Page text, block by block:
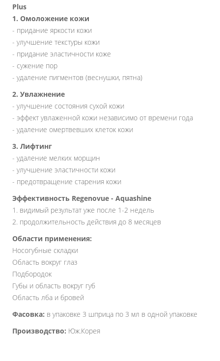
Plus
1. Омоложение кожи
- придание яркости кожи
- улучшение текстуры кожи
- придание эластичности коже
- сужение пор
- удаление пигментов (веснушки, пятна)
2. Увлажнение
- улучшение состояния сухой кожи
- эффект увлаженной кожи независимо от времени года
- удаление омертвевших клеток кожи
3. Лифтинг
- удаление мелких морщин
- улучшение эластичности кожи
- предотвращение старения кожи
Эффективность Regenovue - Aquashine
1. видимый результат уже после 1-2 недель
2. продолжительность действия до 8 месяцев
Области применения:
Носогубные складки
Область вокруг глаз
Подбородок
Губы и область вокруг губ
Область лба и бровей
Фасовка: в упаковке 3 шприца по 3 мл в одной упаковке
Производство: Юж.Корея